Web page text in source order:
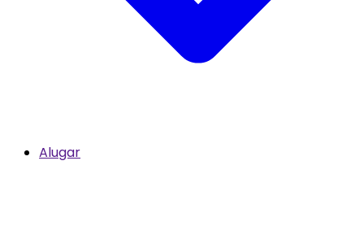
Alugar